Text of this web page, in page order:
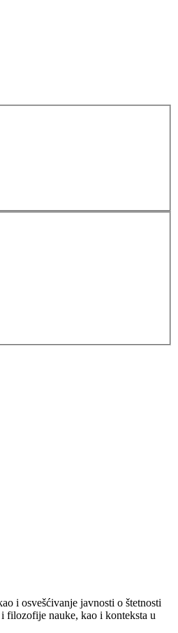
i osvešćivanje javnosti o štetnosti
filozofije nauke, kao i konteksta u